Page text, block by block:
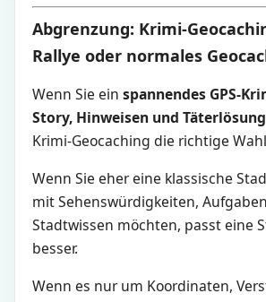
Abgrenzung: Krimi-
Rallye oder normales
Wenn Sie einspannendes GPS-
Story, Hinweisen und Täterlösung
Krimi-Geocaching die richtige
Wenn Sie eher eine klassische
mit Sehenswürdigkeiten,
Stadtwissen möchten, passt eine
besser.
Wenn es nur um Koordinaten,